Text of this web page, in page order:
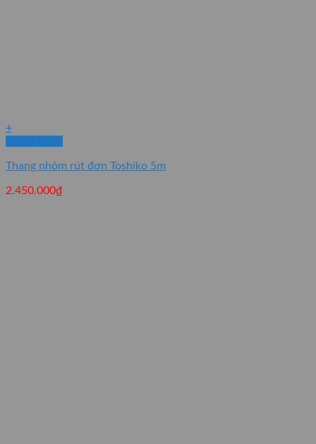
+
Quick View
Thang nhôm rút đơn Toshiko 5m
2.450.000₫